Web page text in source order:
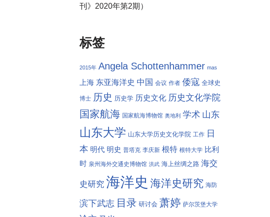
刊》2020年第2期）
标签
2015年 Angela Schottenhammer mas
上海 东亚海洋史 中国 会议 作者 倭寇 全球史
博士 历史 历史学 历史文化 历史文化学院
国家航海 国家航海博物馆 奥地利 学术 山东
山东大学 山东大学历史文化学院 工作 日
本 明代 明史 普塔克 李庆新 根特 根特大学 比利
时 泉州海外交通史博物馆 洪武 海上丝绸之路 海交
史研究 海洋史 海洋史研究 海防
滨下武志 目录 研讨会 萧婷 萨尔茨堡大学